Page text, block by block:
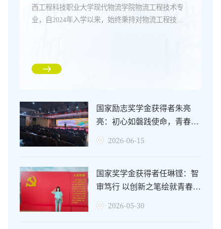
西工程科技职业大学现代物流学院物流工程技术专
业，自2024年入学以来，始终秉持对物流工程技术
绘就成长亮色。在校园里，她是深耕专业的求知
是传递温暖的奉献者，...国家励志奖学金获得者朱亮
亮：初心如磐践使命，青春逐
光向未来
2026-06-15
国家奖学金获得者任琳铿：智
审笃行 以创新之笔绘就青春华
章
2026-05-30